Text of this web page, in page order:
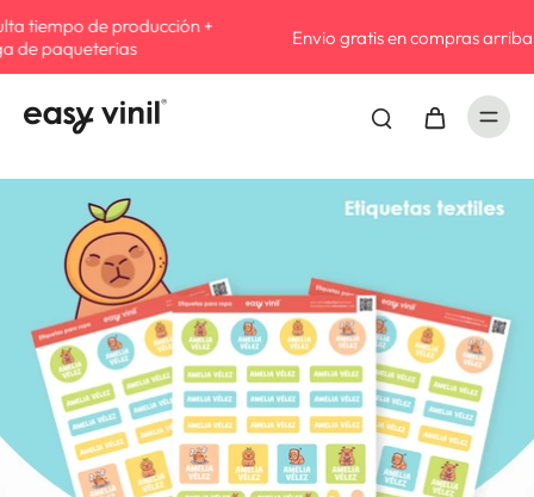
Envio gratis en compras arriba de $549 Compra ahora